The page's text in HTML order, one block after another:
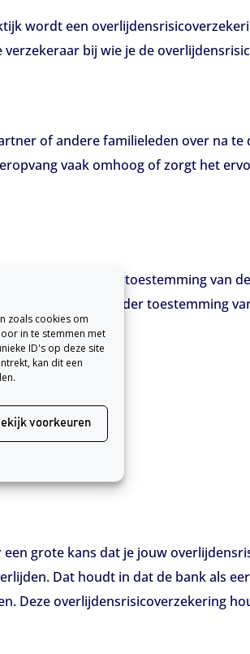
zoals cookies om
in te stemmen met
ID's op deze site
kan dit een
voorkeuren
wordt een
bij wie je de
of andere familieleden over na
vaak omhoog of zorgt het
heb je toestemming van
toegestaan zonder toestemming
grote kans dat je jouw
Dat houdt in dat de bank als
Deze overlijdensrisicoverzekering